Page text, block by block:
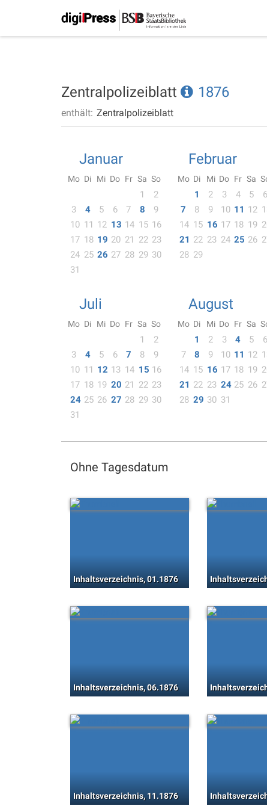
Zentralpolizeiblatt 1876
enthält: Zentralpolizeiblatt
Januar
Mo Di Mi Do Fr Sa So
1
2
3
4 5 6 7 8
9
10 11 12 13 14 15 16
17 18 19 20 21 22 23
24 25 26 27 28 29 30
31
Februar
Mo Di Mi Do Fr Sa
1 2 3 4 5
6
7
8 9 10 11 12
14 15 16 17 18 19
21 22 23 24 25 26
28 29
Juli
Mo Di Mi Do Fr Sa So
1
2
3
4 5 6 7 8
9
10 11 12 13 14 15 16
17 18 19 20 21 22 23
24 25 26 27 28 29 30
31
August
Mo Di Mi Do Fr Sa
1 2 3 4 5
6
7
8 9 10 11 12
14 15 16 17 18 19
21 22 23 24 25 26
28 29 30 31
Ohne Tagesdatum
Inhaltsverzeichnis, 01.1876
Inhaltsverzeichnis, 06.1876
Inhaltsverzeichnis, 11.1876